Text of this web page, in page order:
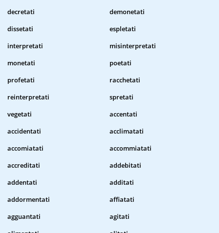
decretati
demonetati
dissetati
espletati
interpretati
misinterpretati
monetati
poetati
profetati
racchetati
reinterpretati
spretati
vegetati
accentati
accidentati
acclimatati
accomiatati
accommiatati
accreditati
addebitati
addentati
additati
addormentati
affiatati
agguantati
agitati